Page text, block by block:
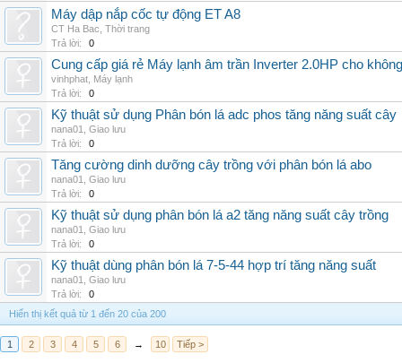
Máy dập nắp cốc tự động ET A8
CT Ha Bac Thời trang
Trả lời:
0
Cung cấp giá rẻ Máy lạnh âm trần Inverter 2.0HP cho
vinhphat Máy lạnh
Trả lời:
0
Kỹ thuật sử dụng Phân bón lá adc phos tăng năng suất cây
nana01
Giao lưu
Trả lời:
0
Tăng cường dinh dưỡng cây trồng với phân bón lá abo
nana01
Giao lưu
Trả lời:
0
Kỹ thuật sử dụng phân bón lá a2 tăng năng suất cây trồng
nana01
Giao lưu
Trả lời:
0
Kỹ thuật dùng phân bón lá 7-5-44 hợp trí tăng năng suất
nana01
Giao lưu
Trả lời:
0
Hiển thị kết quả từ 1 đến 20 của 200
1 2 3 4 5 6 → 10 Tiếp >